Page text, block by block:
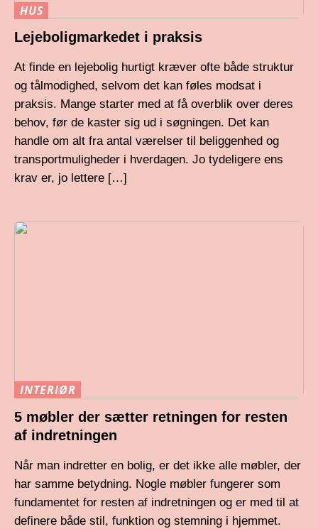
HUS
Lejeboligmarkedet i praksis
At finde en lejebolig hurtigt kræver ofte både struktur
og tålmodighed, selvom det kan føles modsat i
praksis. Mange starter med at få overblik over deres
behov, før de kaster sig ud i søgningen. Det kan
handle om alt fra antal værelser til beliggenhed og
transportmuligheder i hverdagen. Jo tydeligere ens
krav er, jo lettere […]
INTERIØR
5 møbler der sætter retningen for resten
af indretningen
Når man indretter en bolig, er det ikke alle møbler, der
har samme betydning. Nogle møbler fungerer som
fundamentet for resten af indretningen og er med til at
definere både stil, funktion og stemning i hjemmet.